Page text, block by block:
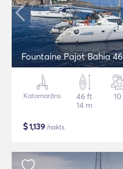
Fountaine Pajot Bahia 46
Katamarāns
46 ft
14 m
10
$1,139 /nakts